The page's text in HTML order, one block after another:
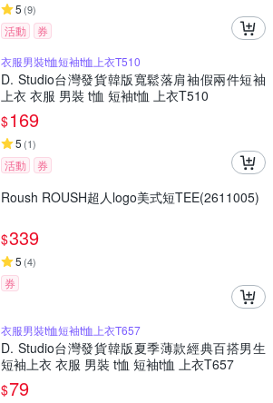
5 (9)
活動
券
衣服男裝t恤短袖t恤上衣T510
D. Studio台灣發貨韓版寬鬆落肩袖假兩件短袖
上衣 衣服 男裝 t恤 短袖t恤 上衣T510
$169
5 (1)
活動 券
Roush ROUSH超人logo美式短TEE(2611005)
$339
5 (4)
券
衣服男裝t恤短袖t恤上衣T657
D. Studio台灣發貨韓版夏季薄款經典百搭男生
短袖上衣 衣服 男裝 t恤 短袖t恤 上衣T657
$79